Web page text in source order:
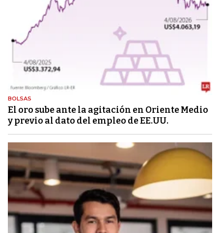
BOLSAS
El oro sube ante la agitación en Oriente Medio
y previo al dato del empleo de EE.UU.